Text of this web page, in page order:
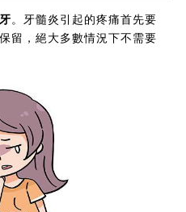
。牙髓炎引起的疼痛首先要
留，絕大多數情況下不需要